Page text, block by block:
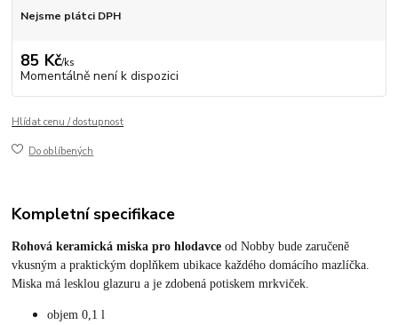
Nejsme plátci DPH
85 Kč/ks
Momentálně není k dispozici
Hlídat cenu / dostupnost
Do oblíbených
Kompletní specifikace
Rohová keramická miska pro hlodavce od Nobby bude zaručeně
vkusným a praktickým doplňkem ubikace každého domácího mazlíčka.
Miska má lesklou glazuru a je zdobená potiskem mrkviček.
objem 0,1 l